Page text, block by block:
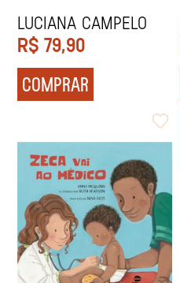
Luciana Campelo
R$ 79,90
COMPRAR